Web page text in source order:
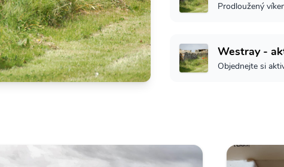
Prodloužený
Westray -
Objednejte si